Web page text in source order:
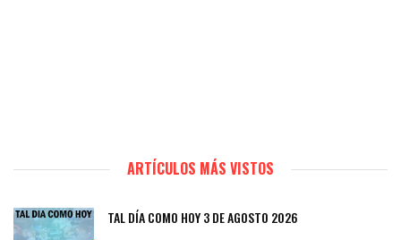
ARTÍCULOS MÁS VISTOS
TAL DÍA COMO HOY 3 DE AGOSTO 2026